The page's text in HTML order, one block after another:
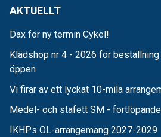
AKTUELLT
Dax för ny termin Cykel!
Klädshop nr 4 - 2026 för
öppen
Vi firar av ett lyckat 10-mila
Medel- och stafett SM -
IKHPs OL-arrangemang 2027-2029